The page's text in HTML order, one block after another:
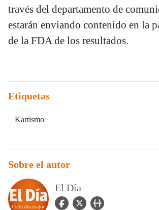
través del departamento de
estarán enviando contenido en la
de la FDA de los resultados.
Etiquetas
Kartismo
Sobre el autor
El Día
facebook Icon
twitter Iconuser_url Icon